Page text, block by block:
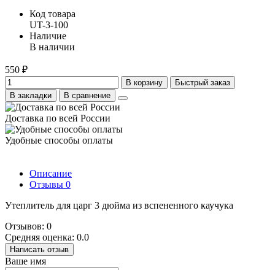
Код товара
UT-3-100
Наличие
В наличии
550 ₽
В корзину
Быстрый заказ
В закладки
В сравнение
Доставка по всей России
Удобные способы оплаты
Описание
Отзывы 0
Утеплитель для царг 3 дюйма из вспененного каучука
Отзывов: 0
Средняя оценка: 0.0
Написать отзыв
Ваше имя